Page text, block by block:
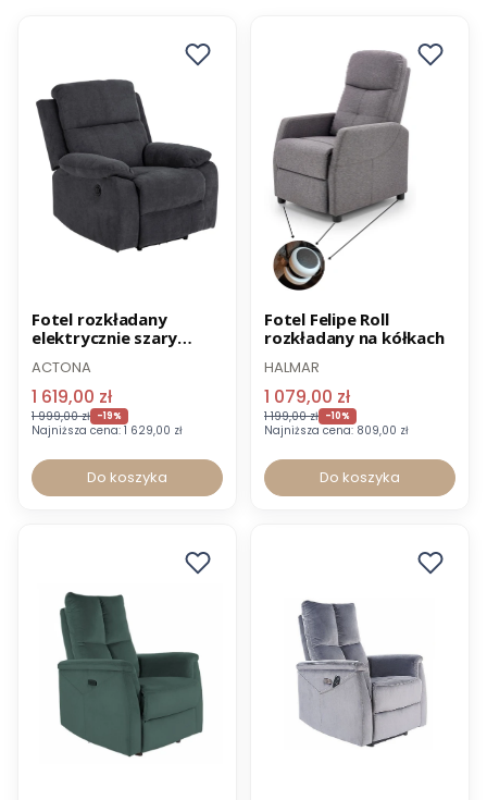
Promocja
Wysyłka 24h
Fotel rozkładany
elektrycznie szary
ACTONA
1 619,00 zł
1 999,00 zł -19%
Najniższa cena: 1 629,00 zł
Do koszyka
Promocja
Wysyłka 24h
Fotel Felipe Roll
rozkładany na kółkach
HALMAR
1 079,00 zł
1 199,00 zł -10%
Najniższa cena: 809,00 zł
Do koszyka